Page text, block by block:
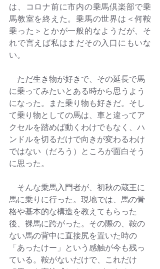
は、コロナ前に市内の乗馬倶楽部で乗
馬教室を終えた。乗馬の世界は＜何鞍
乗った＞とかが一般的なようだが、そ
れで言えば私はまだその入口にもいな
い。
ただ生き物が好きで、その延長で馬
に乗ってみたいとある時から思うよう
になった。また乗り物も好きだ。そし
て乗り物としての馬は、車と違ってア
クセルを踏めば動くわけでもなく、ハ
ンドルを切るだけで向きが変わるわけ
ではない（だろう）ところが面白そう
に思った。
そんな乗馬入門者が、初秋の蔵王に
馬に乗りに行った。現地では、馬の骨
格や基本的な構造を教えてもらった
後、裸馬に跨がった。その際の、鞍の
ない馬の背中に直接尻を置いた時の
「あったけー」という感触が今も残っ
ている。鞍がないだけで、これだけ